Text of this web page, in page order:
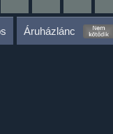
Áruházlánc